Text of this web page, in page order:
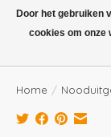
Boven de €100,- gratis
Home /
Door het gebruiken
cookies om onze